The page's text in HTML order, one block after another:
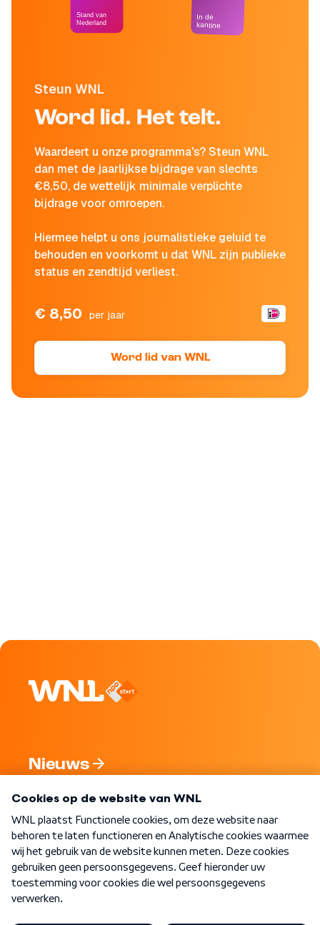
Steun WNL
Word lid. Het telt.
Waardeert u onze programma's? Steun WNL
dan met de jaarlijkse bijdrage van slechts
€8,50, de wettelijk minimale verplichte
bijdrage voor omroepen.
Hiermee helpt u ons journalistieke geluid te
behouden en voorkomt u dat WNL zijn publieke
status en zendtijd verliest.
€ 8,50 per jaar
Word lid van WNL
Stand van
Nederland
In de
kantine
Nieuws
Nieuwsbrief
Word Lid